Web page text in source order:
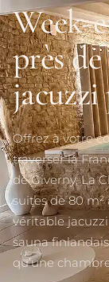
Week-
près
Offrez à votre
traverser la
de Giverny, La
suites de 80
véritable
sauna
qu’une